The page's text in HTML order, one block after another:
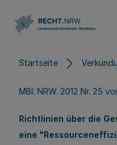
Startseite
MBl. NRW. 2012 Nr. 25
Richtlinien über die
eine